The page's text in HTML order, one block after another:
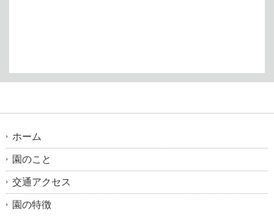
ホーム
園のこと
交通アクセス
園の特徴